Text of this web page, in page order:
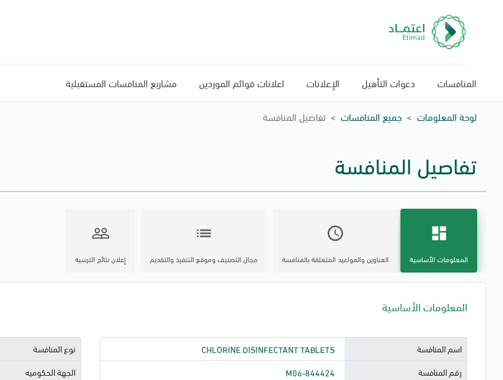
المنافسات دعوات التأهيل الإعلانات اعلانات قوائم الموردين مشاريع المنافسات المستقبلية
لوحة المعلومات جميع المنافسات تفاصيل المنافسة
تفاصيل المنافسة
dashboard
المعلومات الأساسية
schedule
العناوين والمواعيد المتعلقة بالمنافسة
list
مجال التصنيف وموقع التنفيذ والتقديم
people_outline
إعلان نتائج الترسية
المعلومات الأساسية
اسم المنافسة
CHLORINE DISINFECTANT TABLETS
رقم المنافسة
M06-844424
نوع المنافسة
الجهة الحكوميه